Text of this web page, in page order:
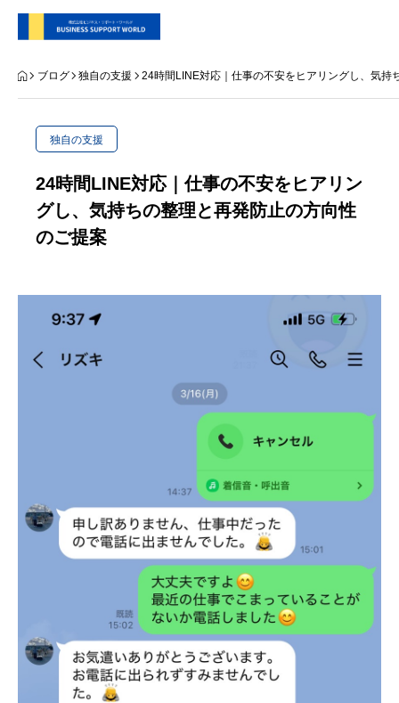
TOP
代表別府 メディア実績
お問い合わせ
ブログ 独自の支援 24時間LINE対応｜仕事の不安をヒアリングし、気持
独自の支援
24時間LINE対応｜仕事の不安をヒアリン
グし、気持ちの整理と再発防止の方向性
のご提案